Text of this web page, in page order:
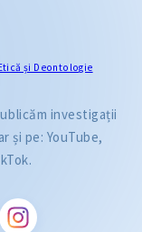
și Deontologie
investigații
și pe: YouTube,